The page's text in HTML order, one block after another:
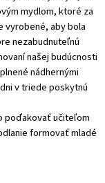
mydlom, ktoré za
vyrobené, aby bola
nezabudnuteľnú
našej budúcnosti
nádhernými
v triede poskytnú
poďakovať učiteľom
formovať mladé